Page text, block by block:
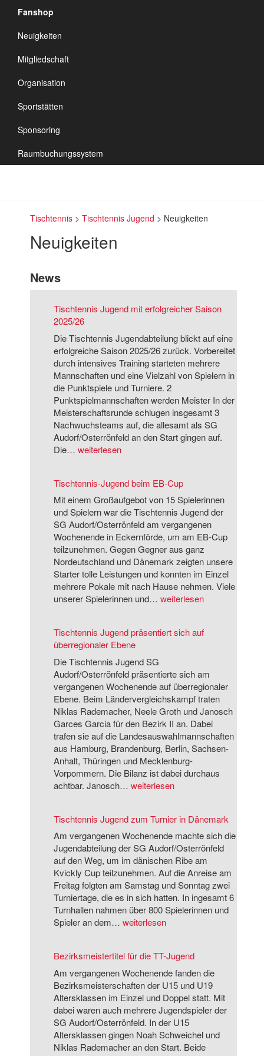
Fanshop
Neuigkeiten
Mitgliedschaft
Organisation
Sportstätten
Sponsoring
Raumbuchungssystem
TSV Vineta
Audorf
Tischtennis> Tischtennis Jugend > Neuigkeiten
Neuigkeiten
News
Tischtennis Jugend mit erfolgreicher Saison
2025/26
Die Tischtennis Jugendabteilung blickt auf eine
erfolgreiche Saison 2025/26 zurück. Vorbereitet
durch intensives Training starteten mehrere
Mannschaften und eine Vielzahl von Spielern in
die Punktspiele und Turniere. 2
Punktspielmannschaften werden Meister In der
Meisterschaftsrunde schlugen insgesamt 3
Nachwuchsteams auf, die allesamt als SG
Audorf/Osterrönfeld an den Start gingen auf.
Die… T
c
h
t
e
n
n
i
s
J
u
n
d
m
i
t
e
r
f
o
l
g
r
e
h
e
r
S
a
i
s
o
n
2
5
/
2
6
weiterlesen
Tischtennis-Jugend beim EB-Cup
Mit einem Großaufgebot von 15 Spielerinnen
und Spielern war die Tischtennis Jugend der
SG Audorf/Osterrönfeld am vergangenen
Wochenende in Eckernförde, um am EB-Cup
teilzunehmen. Gegen Gegner aus ganz
Nordeutschland und Dänemark zeigten unsere
Starter tolle Leistungen und konnten im Einzel
mehrere Pokale mit nach Hause nehmen. Viele
unserer Spielerinnen und… T
c
e
n
n
i
s
-
J
u
g
e
b
e
i
m
E
B
-
C
u
weiterlesen
Tischtennis Jugend präsentiert sich auf
überregionaler Ebene
Die Tischtennis Jugend SG
Audorf/Osterrönfeld präsentierte sich am
vergangenen Wochenende auf überregionaler
Ebene. Beim Ländervergleichskampf traten
Niklas Rademacher, Neele Groth und Janosch
Garces Garcia für den Bezirk II an. Dabei
trafen sie auf die Landesauswahlmannschaften
aus Hamburg, Brandenburg, Berlin, Sachsen-
Anhalt, Thüringen und Mecklenburg-
Vorpommern. Die Bilanz ist dabei durchaus
achtbar. Janosch… T
c
h
t
e
n
n
i
s
J
e
n
d
p
r
ä
s
e
weiterlesen
Tischtennis Jugend zum Turnier in Dänemark
Am vergangenen Wochenende machte sich die
Jugendabteilung der SG Audorf/Osterrönfeld
auf den Weg, um im dänischen Ribe am
Kvickly Cup teilzunehmen. Auf die Anreise am
Freitag folgten am Samstag und Sonntag zwei
Turniertage, die es in sich hatten. In ingesamt 6
Turnhallen nahmen über 800 Spielerinnen und
Spieler an dem… T
c
h
t
e
n
n
i
s
weiterlesen
Bezirksmeistertitel für die TT-Jugend
Am vergangenen Wochenende fanden die
Bezirksmeisterschaften der U15 und U19
Altersklassen im Einzel und Doppel statt. Mit
dabei waren auch mehrere Jugendspieler der
SG Audorf/Osterrönfeld. In der U15
Altersklassen gingen Noah Schweichel und
Niklas Rademacher an den Start. Beide